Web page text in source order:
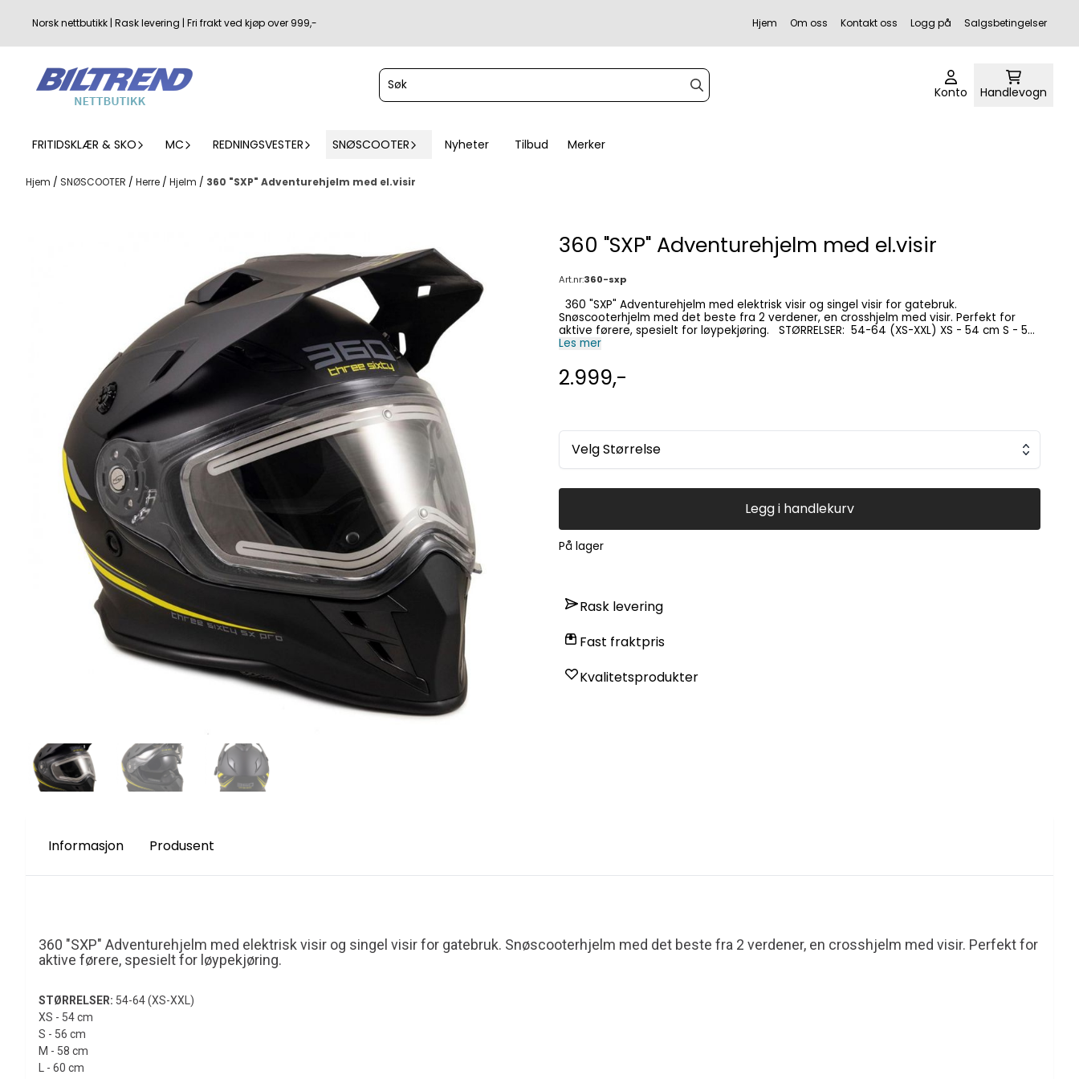
Hopp til innhold
Norsk nettbutikk | Rask levering | Fri frakt ved kjøp over 999,- Hjem Om oss Kontakt oss Logg på Salgsbetingelser
Konto Handlevogn
FRITIDSKLÆR & SKO MC REDNINGSVESTER SNØSCOOTER Nyheter Tilbud Merker
Hjem / SNØSCOOTER / Herre / Hjelm / 360 "SXP" Adventurehjelm med el.visir
360 "SXP" Adventurehjelm med el.visir
Art.nr:360-sxp
Snøscooterhjelm med det beste fra 2 verdener, en crosshjelm med visir. Perfekt for
aktive førere, spesielt for løypekjøring. STØRRELSER: 54-64 (XS-XXL) XS - 54 cm S - 56
cm M - 58 cm L - 60 cm XL - 62 cm 2XL - 64 cm FUNKSJONER Ripebestandig dobbelt
Les mer
2.999,-
Velg Størrelse
Legg i handlekurv
På lager
Rask levering
Fast fraktpris
Kvalitetsprodukter
Informasjon Produsent
360 "SXP" Adventurehjelm med elektrisk visir og singel visir for gatebruk. Snøscooterhjelm med det beste fra 2 verdener, en crosshjelm med visir. Perfekt for
aktive førere, spesielt for løypekjøring.
STØRRELSER: 54-64 (XS-XXL)
XS - 54 cm
S - 56 cm
M - 58 cm
L - 60 cm